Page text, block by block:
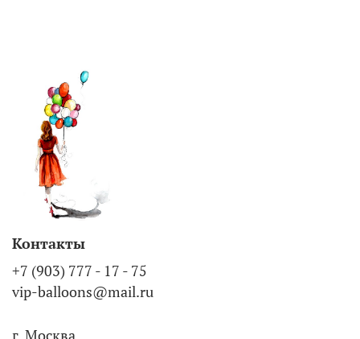
Контакты
+7 (903) 777 - 17 - 75
vip-balloons@mail.ru
г. Москва